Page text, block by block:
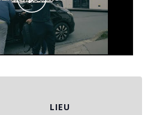
Play
Video
LIEU